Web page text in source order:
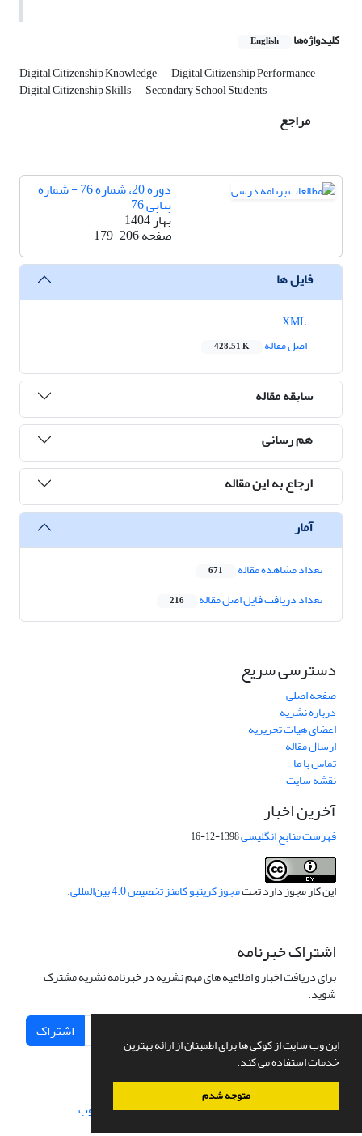
این وب سایت از کوکی ها برای اطمینان از ارائه بهترین
خدمات استفاده می کند.
متوجه شدم
کلیدواژه‌ها English
Digital Citizenship Knowledge Digital Citizenship Performance
Digital Citizenship Skills Secondary School Students
مراجع
دوره 20، شماره 76 - شماره
پیاپی 76
بهار 1404
صفحه179-206
فایل ها
اصل مقاله
428.51 K
سابقه مقاله
هم رسانی
ارجاع به این مقاله
آمار
تعداد مشاهده مقاله 671
تعداد دریافت فایل اصل مقاله 216
دسترسی سریع
صفحه اصلی
درباره نشریه
اعضای هیات تحریریه
ارسال مقاله
تماس با ما
نقشه سایت
آخرین اخبار
فهرست منابع انگلیسی1398-12-16
این کار مجوز دارد تحتمجوز کریتیو کامنز تخصیص 4.0 بین‌المللی .
اشتراک خبرنامه
برای دریافت اخبار و اطلاعیه های مهم نشریه در خبرنامه نشریه مشترک
شوید.
اشتراک
سامانه مدیریت نشریات علمی.طراحی و پیاده سازی از سیناوب